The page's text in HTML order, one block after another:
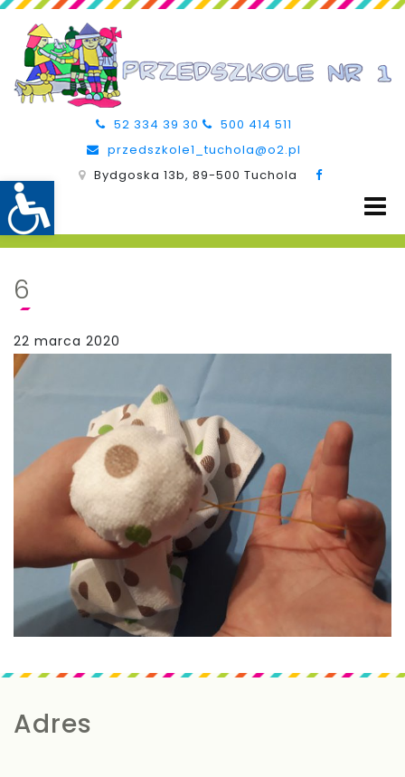
52 334 39 30
500 414 511
przedszkole1_tuchola@o2.pl
Bydgoska 13b, 89-500 Tuchola
6
22 marca 2020
Adres